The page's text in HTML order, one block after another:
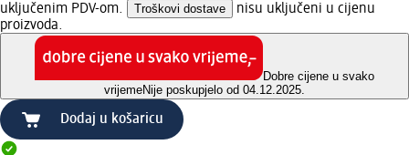
uključenim PDV-om.
Troškovi dostave
nisu uključeni u cijenu
proizvoda.
Dobre cijene u svako
vrijemeNije poskupjelo od 04.12.2025.
Dodaj u košaricu